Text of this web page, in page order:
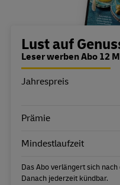
Lust auf
Leser werben Abo 12
Eigenschaft
Jahrespreis
Prämie
Mindestlaufzeit
Das Abo verlängert sich
Danach jederzeit kündbar.